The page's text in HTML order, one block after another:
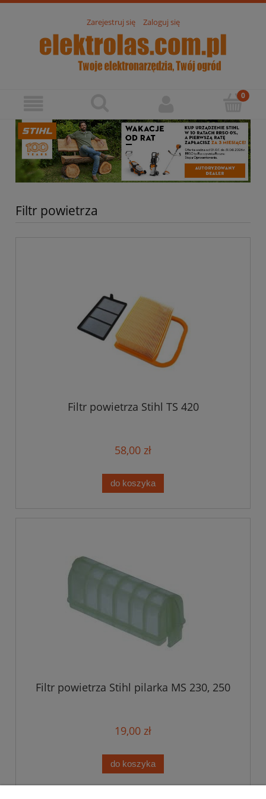
Zarejestruj się Zaloguj się
Filtr powietrza
Filtr powietrza Stihl TS 420
58,00 zł
do koszyka
Filtr powietrza Stihl pilarka MS 230, 250
19,00 zł
do koszyka